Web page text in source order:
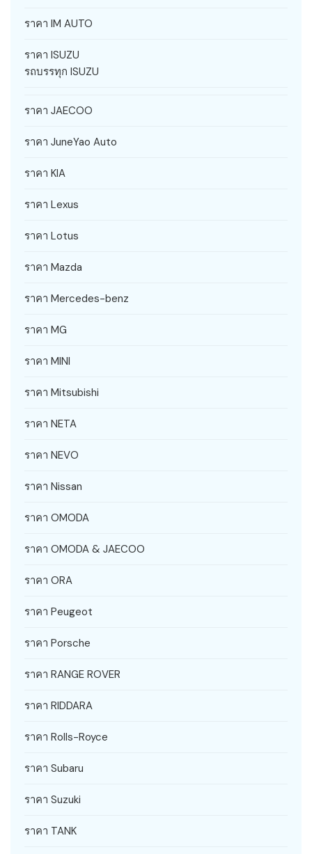
ราคา IM AUTO
ราคา ISUZU
รถบรรทุก ISUZU
ราคา JAECOO
ราคา JuneYao Auto
ราคา KIA
ราคา Lexus
ราคา Lotus
ราคา Mazda
ราคา Mercedes-benz
ราคา MG
ราคา MINI
ราคา Mitsubishi
ราคา NETA
ราคา NEVO
ราคา Nissan
ราคา OMODA
ราคา OMODA & JAECOO
ราคา ORA
ราคา Peugeot
ราคา Porsche
ราคา RANGE ROVER
ราคา RIDDARA
ราคา Rolls-Royce
ราคา Subaru
ราคา Suzuki
ราคา TANK